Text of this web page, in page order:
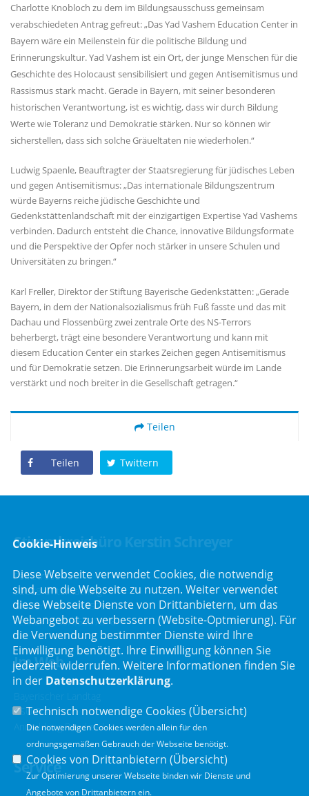
Charlotte Knobloch zu dem im Bildungsausschuss gemeinsam
verabschiedeten Antrag gefreut: „Das Yad Vashem Education Center in
Bayern wäre ein Meilenstein für die politische Bildung und
Erinnerungskultur. Yad Vashem ist ein Ort, der junge Menschen für die
Geschichte des Holocaust sensibilisiert und gegen Antisemitismus und
Rassismus stark macht. Gerade in Bayern, mit seiner besonderen
historischen Verantwortung, ist es wichtig, dass wir durch Bildung
Werte wie Toleranz und Demokratie stärken. Nur so können wir
sicherstellen, dass sich solche Gräueltaten nie wiederholen.“
Ludwig Spaenle, Beauftragter der Staatsregierung für jüdisches Leben
und gegen Antisemitismus: „Das internationale Bildungszentrum
würde Bayerns reiche jüdische Geschichte und
Gedenkstättenlandschaft mit der einzigartigen Expertise Yad Vashems
verbinden. Dadurch entsteht die Chance, innovative Bildungsformate
und die Perspektive der Opfer noch stärker in unsere Schulen und
Universitäten zu bringen.“
Karl Freller, Direktor der Stiftung Bayerische Gedenkstätten: „Gerade
Bayern, in dem der Nationalsozialismus früh Fuß fasste und das mit
Dachau und Flossenbürg zwei zentrale Orte des NS-Terrors
beherbergt, trägt eine besondere Verantwortung und kann mit
diesem Education Center ein starkes Zeichen gegen Antisemitismus
und für Demokratie setzen. Die Erinnerungsarbeit würde im Lande
verstärkt und noch breiter in die Gesellschaft getragen.“
Teilen
Teilen Twittern
Stimmkreisbüro Kerstin Schreyer
Parkstraße 19
82008 Unterhaching
Telefon :089/66557816
Telefax : 089/66557818
Im Web
CSU Fraktion
Anmeldung Rundmail
Service
Cookie-Hinweis
Diese Webseite verwendet Cookies, die notwendig
sind, um die Webseite zu nutzen. Weiter verwendet
diese Webseite Dienste von Drittanbietern, um das
Webangebot zu verbessern (Website-Optmierung). Für
die Verwendung bestimmter Dienste wird Ihre
Einwilligung benötigt. Ihre Einwilligung können Sie
jederzeit widerrufen. Weitere Informationen finden Sie
in der Datenschutzerklärung.
Technisch notwendige Cookies (Übersicht)
Die notwendigen Cookies werden allein für den
ordnungsgemäßen Gebrauch der Webseite benötigt.
Cookies von Drittanbietern (Übersicht)
Zur Optimierung unserer Webseite binden wir Dienste und
Angebote von Drittanbietern ein.